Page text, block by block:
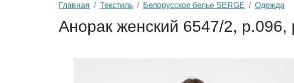
Главная Текстиль Белорусское белье SERGE Одежда
Анорак женский 6547/2,